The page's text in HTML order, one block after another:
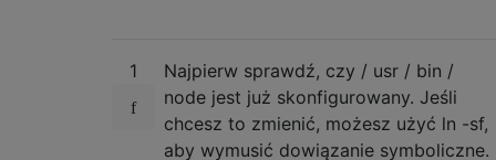
1
Najpierw sprawdź, czy / usr / bin /
node jest już skonfigurowany. Jeśli
chcesz to zmienić, możesz użyć ln -sf,
aby wymusić dowiązanie symboliczne.